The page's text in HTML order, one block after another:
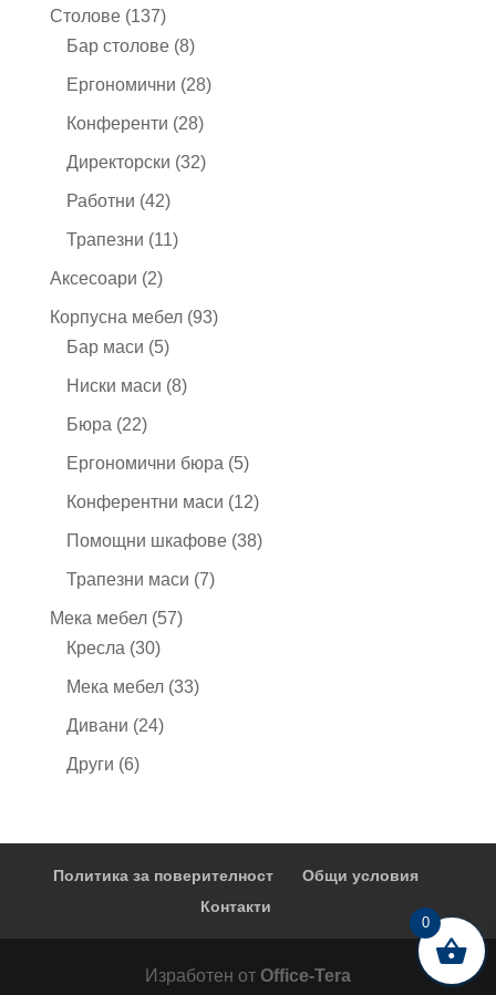
Столове 137137
продукта
Бар столове 88
продукта
Ергономични 2828
Конференти 2828
продукта
Директорски 3232
Работни 4242
продукта
Трапезни 1111
Аксесоари 22
продукта
Корпусна мебел 9393
Бар маси 55
продукта
Ниски маси 88
Бюра 2222
продукта
Ергономични бюра 55
продукта
Конферентни маси 1212
продукта
Помощни шкафове 3838
Трапезни маси 77
Мека мебел 5757
Кресла 3030
продукта
Мека мебел 3333
Дивани 2424
Други 66
Политика за поверителност
Общи условия
Контакти
Изработен от Office-Tera
0